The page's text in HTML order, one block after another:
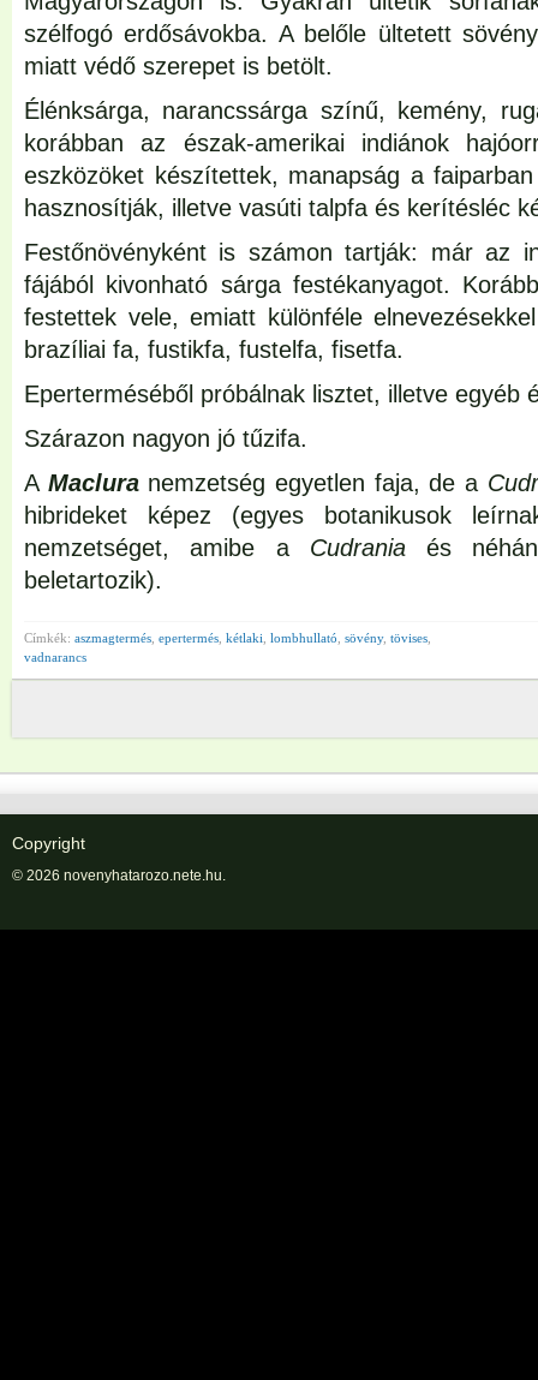
szélfogó erdősávokba. A belőle ültetett
miatt védő szerepet is betölt.
Élénksárga, narancssárga színű, kemény,
korábban az észak-amerikai indiánok
eszközöket készítettek, manapság a
hasznosítják, illetve vasúti talpfa és kerítésléc
Festőnövényként is számon tartják: már az
fájából kivonható sárga festékanyagot.
festettek vele, emiatt különféle
brazíliai fa, fustikfa, fustelfa, fisetfa.
Eperterméséből próbálnak lisztet, illetve egyéb
Szárazon nagyon jó tűzifa.
A Macluranemzetség egyetlen faja, de a
hibrideket képez (egyes botanikusok
nemzetséget, amibe a Cudraniaés
beletartozik).
Címkék: aszmagtermés epertermés kétlaki lombhullató sövény, tövises
vadnarancs
Copyright
© 2026 novenyhatarozo.nete.hu.